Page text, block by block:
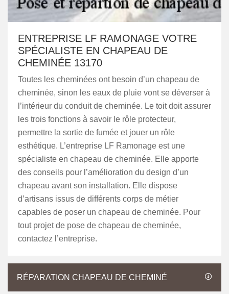
ENTREPRISE LF RAMONAGE VOTRE
SPÉCIALISTE EN CHAPEAU DE
CHEMINÉE 13170
Toutes les cheminées ont besoin d’un chapeau de
cheminée, sinon les eaux de pluie vont se déverser à
l’intérieur du conduit de cheminée. Le toit doit assurer
les trois fonctions à savoir le rôle protecteur,
permettre la sortie de fumée et jouer un rôle
esthétique. L’entreprise LF Ramonage est une
spécialiste en chapeau de cheminée. Elle apporte
des conseils pour l’amélioration du design d’un
chapeau avant son installation. Elle dispose
d’artisans issus de différents corps de métier
capables de poser un chapeau de cheminée. Pour
tout projet de pose de chapeau de cheminée,
contactez l’entreprise.
RÉPARATION CHAPEAU DE CHEMINÉ